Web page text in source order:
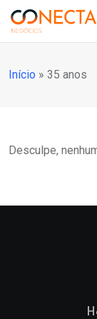
Início » 35 anos
Desculpe,